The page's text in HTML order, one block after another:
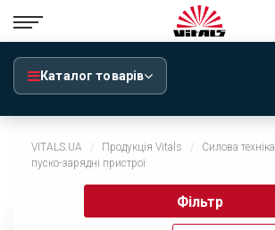
Каталог товарів
VITALS.UA Продукція Vitals Силова техніка
пуско-зарядні пристрої
Фільтр